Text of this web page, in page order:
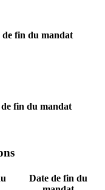
de fin du mandat
fin du mandat
Date de fin du